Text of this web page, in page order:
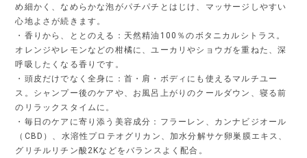
め細かく、なめらかな泡がパチパチとはじけ、マッサージしやすい
心地よさが続きます。
・香りから、ととのえる：天然精油100％のボタニカルシトラス。
オレンジやレモンなどの柑橘に、ユーカリやショウガを重ねた、深
呼吸したくなる香りです。
・頭皮だけでなく全身に：首・肩・ボディにも使えるマルチユー
ス。シャンプー後のケアや、お風呂上がりのクールダウン、寝る前
のリラックスタイムに。
・毎日のケアに寄り添う美容成分：フラーレン、カンナビジオール
（CBD）、水溶性プロテオグリカン、加水分解サケ卵巣膜エキス、
グリチルリチン酸2Kなどをバランスよく配合。